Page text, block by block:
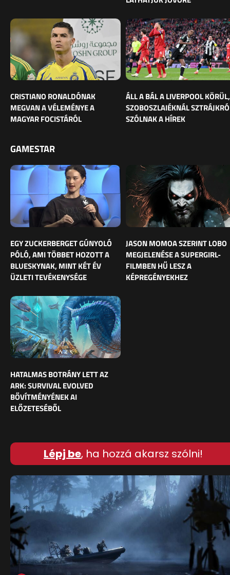
CRISTIANO RONALDÓNAK
MEGVAN A VÉLEMÉNYE A
MAGYAR FOCISTÁRÓL
ÁLL A BÁL A LIVERPOOL KÖRÜL,
SZOBOSZLAIÉKNÁL
SZÓLNAK A HÍREK
GAMESTAR
EGY ZUCKERBERGET GÚNYOLÓ
PÓLÓ, AMI TÖBBET HOZOTT A
BLUESKYNAK, MINT KÉT ÉV
ÜZLETI TEVÉKENYSÉGE
JASON MOMOA SZERINT LOBO
MEGJELENÉSE A SUPERGIRL-
FILMBEN HŰ LESZ A
KÉPREGÉNYEKHEZ
HATALMAS BOTRÁNY LETT AZ
ARK: SURVIVAL EVOLVED
BŐVÍTMÉNYÉNEK AI
ELŐZETESÉBŐL
Lépj be, ha hozzá akarsz szólni!